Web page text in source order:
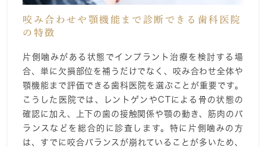
咬み合わせや顎機能まで診断できる歯科医院
の特徴
片側噛みがある状態でインプラント治療を検討する場
合、単に欠損部位を補うだけでなく、咬み合わせ全体や
顎機能まで評価できる歯科医院を選ぶことが重要です。
こうした医院では、レントゲンやCTによる骨の状態の
確認に加え、上下の歯の接触関係や顎の動き、筋肉のバ
ランスなどを総合的に診査します。特に片側噛みの方
は、すでに咬合バランスが崩れていることが多いため、